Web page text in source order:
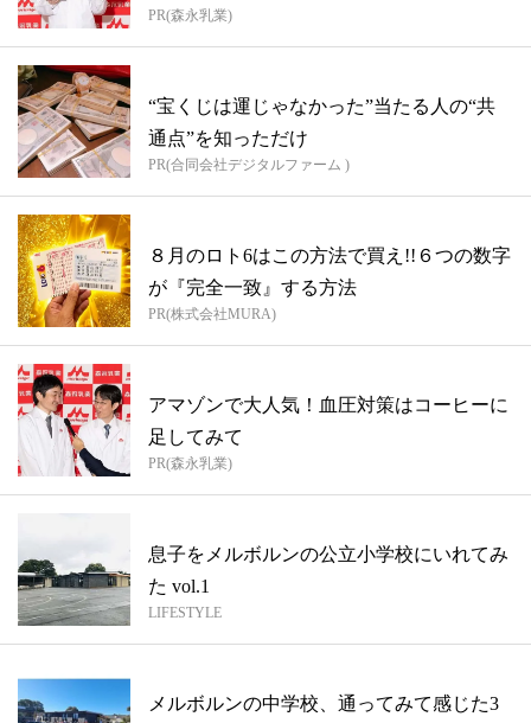
PR(森永乳業)
“宝くじは運じゃなかった”当たる人の“共
通点”を知っただけ
PR(合同会社デジタルファーム )
８月のロト6はこの方法で買え!!６つの数字
が『完全一致』する方法
PR(株式会社MURA)
アマゾンで大人気！血圧対策はコーヒーに
足してみて
PR(森永乳業)
息子をメルボルンの公立小学校にいれてみ
た vol.1
LIFESTYLE
メルボルンの中学校、通ってみて感じた3